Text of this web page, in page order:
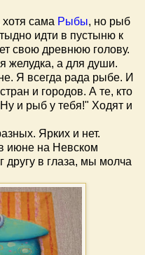
сама Рыбы, но рыб
идти в пустыню к
свою древнюю голову.
желудка, а для души.
Я всегда рада рыбе. И
и городов. А те, кто
и рыб у тебя!" Ходят и
Ярких и нет.
июне на Невском
другу в глаза, мы молча